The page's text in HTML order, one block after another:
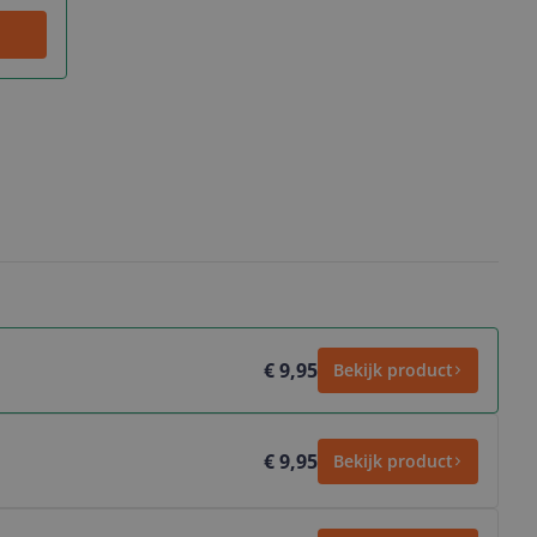
€ 9,95 Bekijk product
€ 9,95 Bekijk product